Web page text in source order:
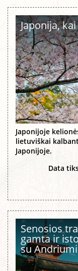
Japonija,
Japonijoje
lietuviškai
Japonijoje.
Data
Senosios
gamta ir
su